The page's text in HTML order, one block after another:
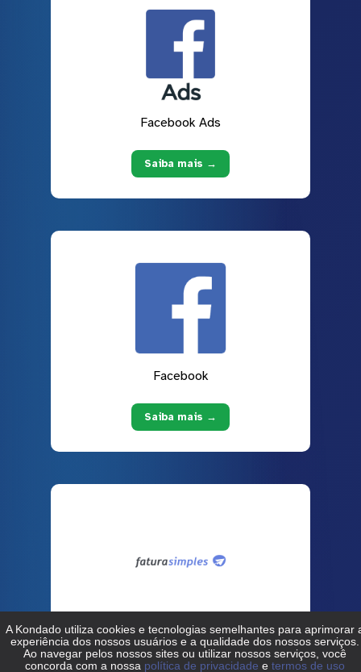
Facebook Ads
Saiba mais →
Facebook
Saiba mais →
Fatura Simples